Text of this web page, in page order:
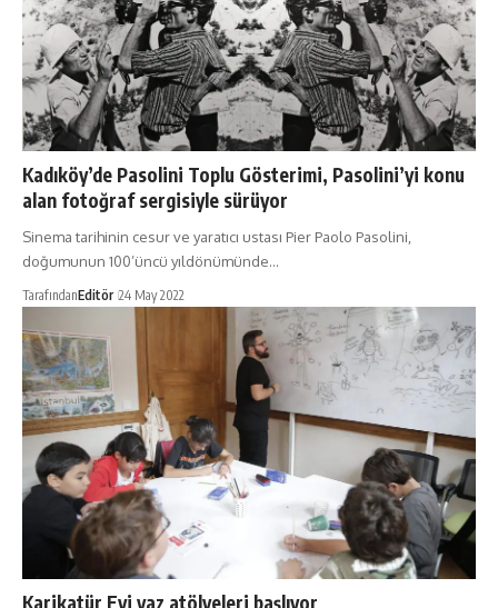
Kadıköy’de Pasolini Toplu Gösterimi, Pasolini’yi konu
alan fotoğraf sergisiyle sürüyor
Sinema tarihinin cesur ve yaratıcı ustası Pier Paolo Pasolini,
doğumunun 100’üncü yıldönümünde…
TarafındanEditör 24 May 2022
Karikatür Evi yaz atölyeleri başlıyor